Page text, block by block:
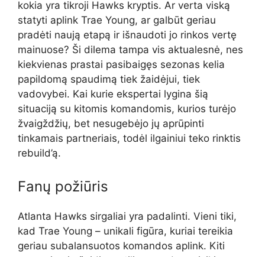
kokia yra tikroji Hawks kryptis. Ar verta viską
statyti aplink Trae Young, ar galbūt geriau
pradėti naują etapą ir išnaudoti jo rinkos vertę
mainuose? Ši dilema tampa vis aktualesnė, nes
kiekvienas prastai pasibaigęs sezonas kelia
papildomą spaudimą tiek žaidėjui, tiek
vadovybei. Kai kurie ekspertai lygina šią
situaciją su kitomis komandomis, kurios turėjo
žvaigždžių, bet nesugebėjo jų aprūpinti
tinkamais partneriais, todėl ilgainiui teko rinktis
rebuild’ą.
Fanų požiūris
Atlanta Hawks sirgaliai yra padalinti. Vieni tiki,
kad Trae Young – unikali figūra, kuriai tereikia
geriau subalansuotos komandos aplink. Kiti